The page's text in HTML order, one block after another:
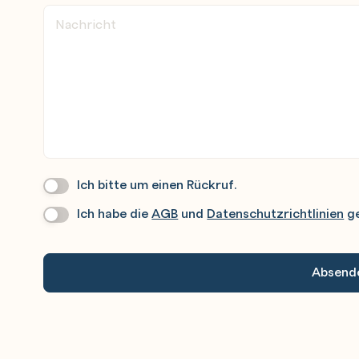
Einrichtungen rund um
Wir
Sie
An.
Ich bitte um einen Rückruf.
Datenschutz*
Ich habe dieAGB und Datenschutzrichtlinien